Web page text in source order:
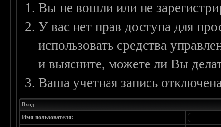
Вы не вошли или не
У вас нет прав доступа для
использовать средства
и выясните, можете ли Вы
Ваша учетная запись
Вход
Имя пользователя: